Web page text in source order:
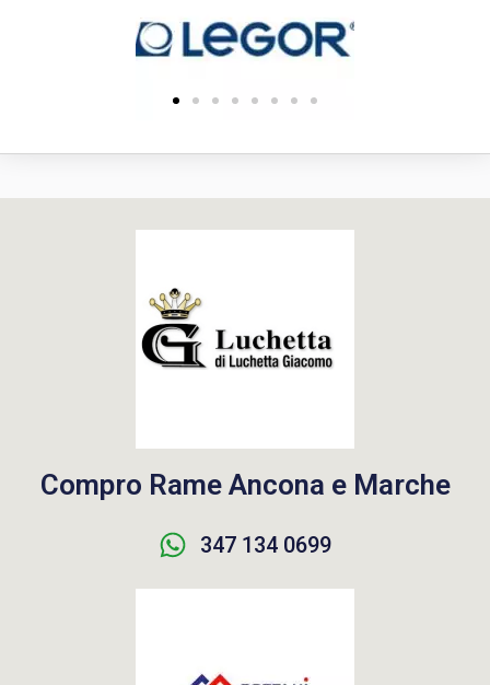
Compro Rame Ancona e Marche
347 134 0699